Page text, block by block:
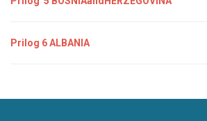
Prilog 6 ALBANIA